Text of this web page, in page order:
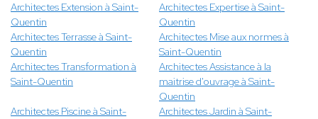
Architectes Extension à Saint-
Quentin
Architectes Expertise à Saint-
Quentin
Architectes Terrasse à Saint-
Quentin
Architectes Mise aux normes à
Saint-Quentin
Architectes Transformation à
Saint-Quentin
Architectes Assistance à la
maitrise d'ouvrage à Saint-
Quentin
Architectes Piscine à Saint-
Architectes Jardin à Saint-